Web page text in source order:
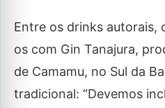
Entre os drinks autorais,
os com Gin Tanajura,
de Camamu, no Sul da
tradicional: “Devemos